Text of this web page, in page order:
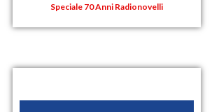
Speciale 70 Anni Radionovelli